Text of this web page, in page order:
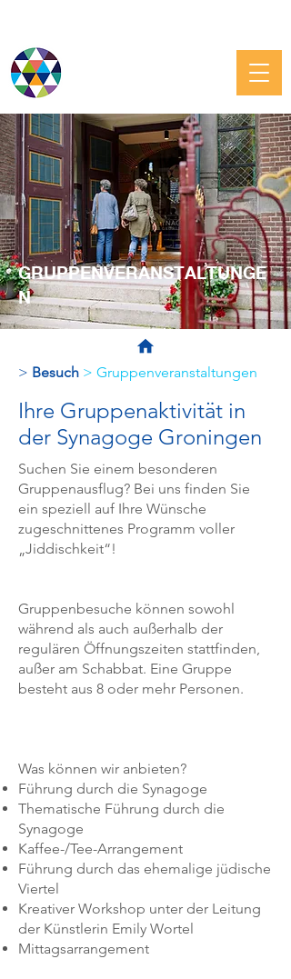
GRUPPENVERANSTALTUNGE
N
> Besuch > Gruppenveranstaltungen
Ihre Gruppenaktivität in
der Synagoge Groningen
Suchen Sie einem besonderen
Gruppenausflug? Bei uns finden Sie
ein speziell auf Ihre Wünsche
zugeschnittenes Programm voller
„Jiddischkeit“!
Gruppenbesuche können sowohl
während als auch außerhalb der
regulären Öffnungszeiten stattfinden,
außer am Schabbat. Eine Gruppe
besteht aus 8 oder mehr Personen.
Was können wir anbieten?
Führung durch die Synagoge
Thematische Führung durch die
Synagoge
Kaffee-/Tee-Arrangement
Führung durch das ehemalige jüdische
Viertel
Kreativer Workshop unter der Leitung
der Künstlerin Emily Wortel
Mittagsarrangement